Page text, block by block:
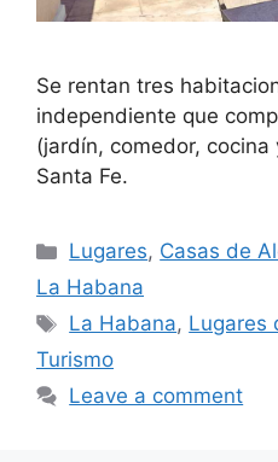
Se rentan tres
independiente que
(jardín, comedor,
Santa Fe.
Categories
Lugares, Casas de
La Habana
Tags
La Habana, Lugares
Turismo
Leave a comment